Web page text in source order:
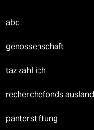
abo
genossenschaft
taz zahl ich
recherchefonds ausland
panterstiftung